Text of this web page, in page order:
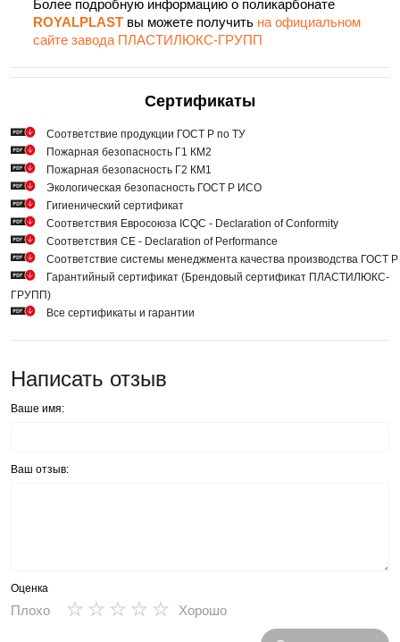
Более подробную информацию о поликарбонате
ROYALPLAST вы можете получить на официальном
сайте завода ПЛАСТИЛЮКС-ГРУПП
Сертификаты
Cоответствие продукции ГОСТ Р по ТУ
Пожарная безопасность Г1 КМ2
Пожарная безопасность Г2 КМ1
Экологическая безопасность ГОСТ Р ИСО
Гигиенический сертификат
Соответствия Евросоюза ICQC - Declaration of Conformity
Соответствия СЕ - Declaration of Performance
Соответствие системы менеджмента качества производства ГОСТ
Гарантийный сертификат (Брендовый сертификат ПЛАСТИЛЮКС-
ГРУПП)
Все сертификаты и гарантии
Написать отзыв
Ваше имя:
Ваш отзыв:
Оценка
Плохо ★
★
★
★
★ Хорошо